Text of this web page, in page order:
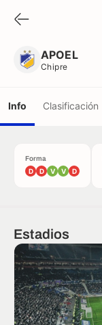
APOEL
Chipre
Info Clasificación
Forma
D D V V D
Estadios